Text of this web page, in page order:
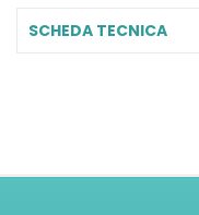
SCHEDA TECNICA